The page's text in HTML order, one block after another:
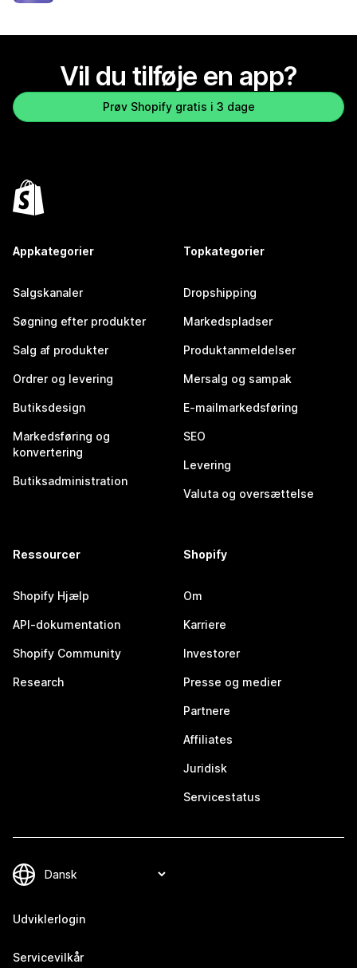
Vil du tilføje en app?
Prøv Shopify gratis i 3 dage
Appkategorier
Salgskanaler
Søgning efter produkter
Salg af produkter
Ordrer og levering
Butiksdesign
Markedsføring og
konvertering
Butiksadministration
Topkategorier
Dropshipping
Markedspladser
Produktanmeldelser
Mersalg og sampak
E-mailmarkedsføring
SEO
Levering
Valuta og oversættelse
Ressourcer
Shopify Hjælp
API-dokumentation
Shopify Community
Research
Shopify
Om
Karriere
Investorer
Presse og medier
Partnere
Affiliates
Juridisk
Servicestatus
Udviklerlogin
Servicevilkår